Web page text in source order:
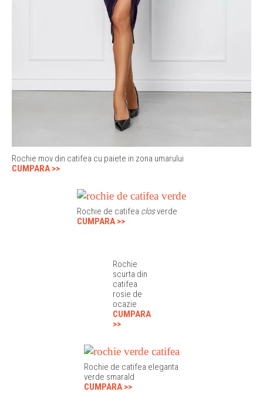
Rochie mov din catifea cu paiete in zona umarului
CUMPARA >>
Rochie de catifea closverde
CUMPARA >>
Rochie
scurta din
catifea
rosie de
ocazie
CUMPARA
>>
Rochie de catifea eleganta
verde smarald
CUMPARA >>